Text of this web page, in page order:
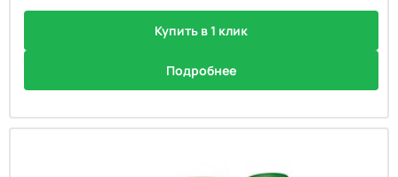
Купить в 1 клик
Подробнее